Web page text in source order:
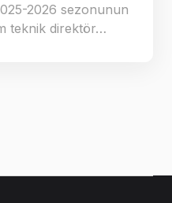
2026 sezonunun
teknik direktör…